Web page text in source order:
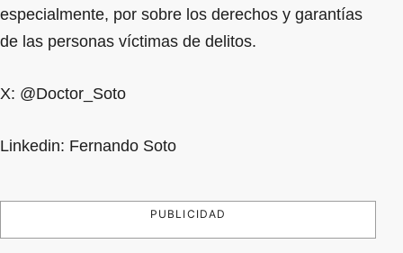
especialmente, por sobre los derechos y garantías
de las personas víctimas de delitos.
X: @Doctor_Soto
Linkedin: Fernando Soto
PUBLICIDAD